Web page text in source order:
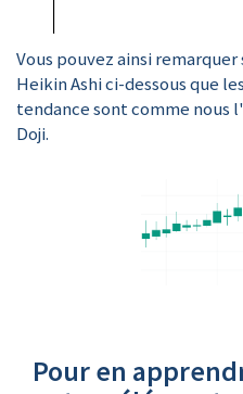
Vous pouvez ainsi
Heikin Ashi ci-dessous que
tendance sont comme nous
Doji.
Pour en